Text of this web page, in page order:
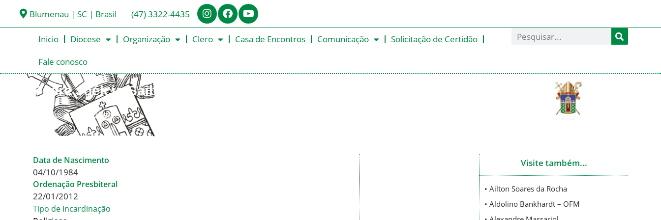
Blumenau | SC | Brasil (47) 3322-4435
Inicio Diocese Organização Clero Casa de Encontros Comunicação
Solicitação de Certidão
Fale conosco
Padre Joélcio Saibot
< Todos os Presbíteros
Data de Nascimento
04/10/1984
Ordenação Presbiteral
22/01/2012
Tipo de Incardinação
Visite também...
• Ailton Soares da Rocha
• Aldolino Bankhardt – OFM